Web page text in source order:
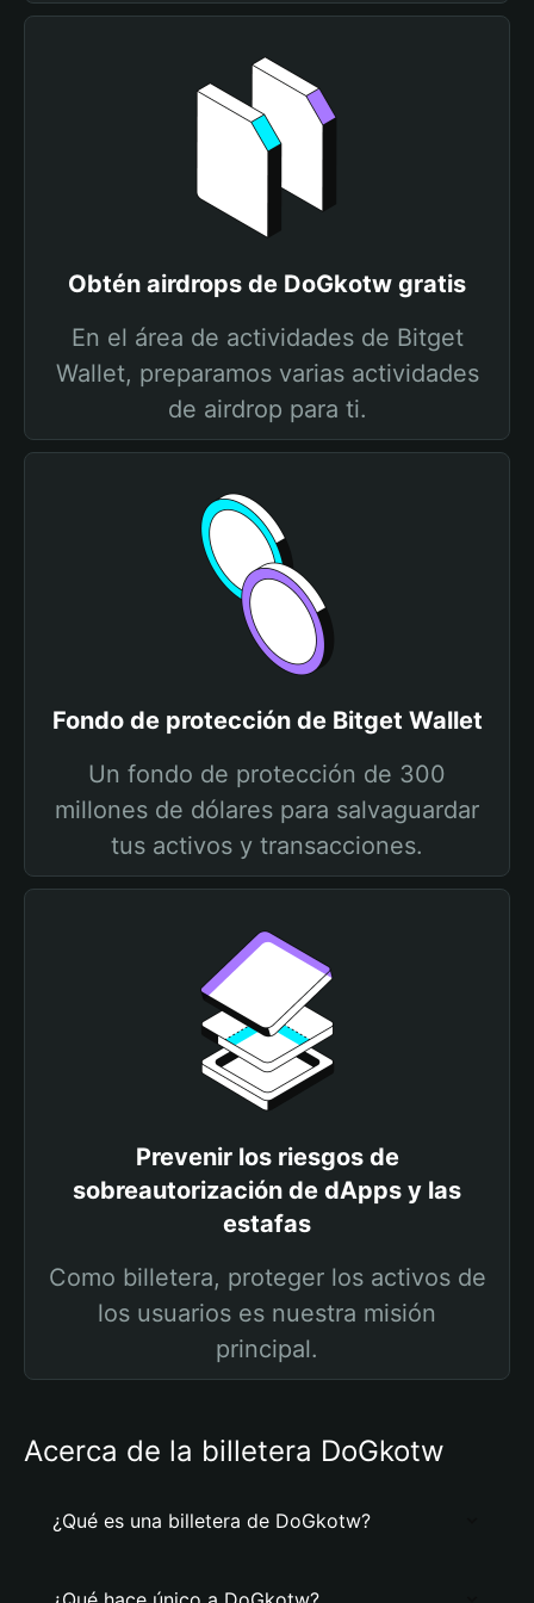
Obtén airdrops de DoGkotw gratis
En el área de actividades de Bitget
Wallet, preparamos varias actividades
de airdrop para ti.
Fondo de protección de Bitget Wallet
Un fondo de protección de 300
millones de dólares para salvaguardar
tus activos y transacciones.
Prevenir los riesgos de
sobreautorización de dApps y las
estafas
Como billetera, proteger los activos de
los usuarios es nuestra misión
principal.
Acerca de la billetera DoGkotw
¿Qué es una billetera de DoGkotw?